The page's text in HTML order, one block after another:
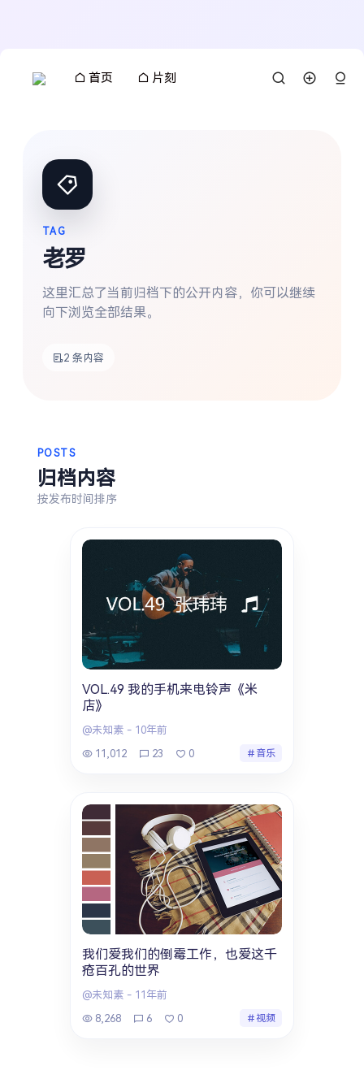
首页 片刻
生活
摄影
TAG
老罗
这里汇总了当前归档下的公开内容，你可以继续
向下浏览全部结果。
2 条内容
POSTS
归档内容
按发布时间排序
VOL.49 我的手机来电铃声《米
店》
@未知素 - 10年前
11,012
23 0 音乐
我们爱我们的倒霉工作，也爱这千
疮百孔的世界
@未知素 - 11年前
8,268
6 0 视频